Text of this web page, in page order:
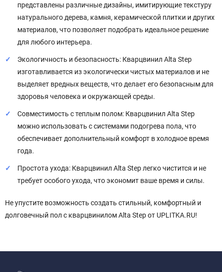
представлены различные дизайны, имитирующие текстуру
натурального дерева, камня, керамической плитки и других
материалов, что позволяет подобрать идеальное решение
для любого интерьера.
Экологичность и безопасность: Кварцвинил Alta Step
изготавливается из экологически чистых материалов и не
выделяет вредных веществ, что делает его безопасным для
здоровья человека и окружающей среды.
Совместимость с теплым полом: Кварцвинил Alta Step
можно использовать с системами подогрева пола, что
обеспечивает дополнительный комфорт в холодное время
года.
Простота ухода: Кварцвинил Alta Step легко чистится и не
требует особого ухода, что экономит ваше время и силы.
Не упустите возможность создать стильный, комфортный и
долговечный пол с кварцвинилом Alta Step от UPLITKA.RU!